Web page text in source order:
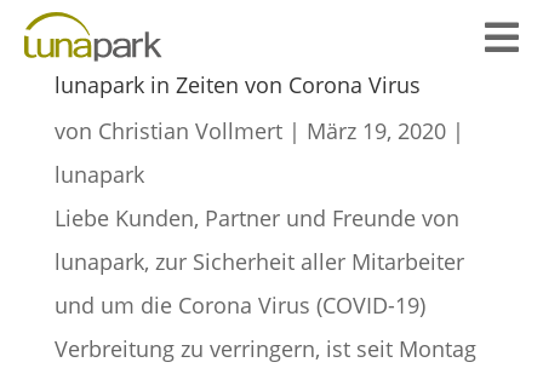

lunapark in Zeiten von Corona Virus
von Christian Vollmert| März 19, 2020|
lunapark
Liebe Kunden, Partner und Freunde von
lunapark, zur Sicherheit aller Mitarbeiter
und um die Corona Virus (COVID-19)
Verbreitung zu verringern, ist seit Montag